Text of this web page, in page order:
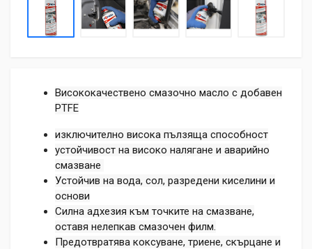
Висококачествено смазочно масло с добавен
PTFE
изключително висока пълзяща способност
устойчивост на високо налягане и аварийно
смазване
Устойчив на вода, сол, разредени киселини и
основи
Силна адхезия към точките на смазване,
оставя нелепкав смазочен филм.
Предотвратява коксуване, триене, скърцане и